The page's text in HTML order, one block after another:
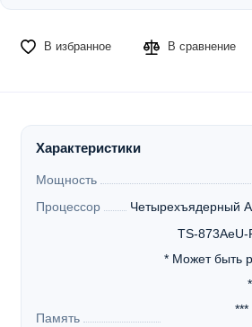
В избранное В сравнение
Характеристики
Мощность
Процессор
Четырехъядерный
Память
TS-873AeU-
* Может быть
***